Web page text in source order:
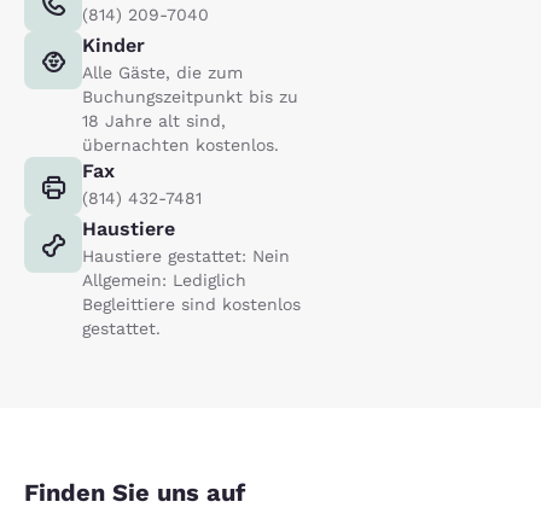
(814) 209-7040
Kinder
Alle Gäste, die zum
Buchungszeitpunkt bis zu
18 Jahre alt sind,
übernachten kostenlos.
Fax
(814) 432-7481
Haustiere
Haustiere gestattet: Nein
Allgemein: Lediglich
Begleittiere sind kostenlos
gestattet.
Finden Sie uns auf